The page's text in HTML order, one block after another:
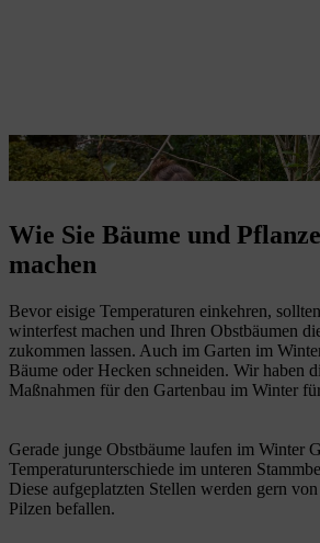
Die weiße Farbe verhindert, dass die Rinde
Wie Sie Bäume und
machen
Bevor eisige Temperaturen einkehren,
winterfest machen und Ihren Obstbäumen
zukommen lassen. Auch im Garten im
Bäume oder Hecken schneiden. Wir haben
Maßnahmen für den Gartenbau im Winter
Gerade junge Obstbäume laufen im Winter
Temperaturunterschiede im unteren
Diese aufgeplatzten Stellen werden gern
Pilzen befallen.